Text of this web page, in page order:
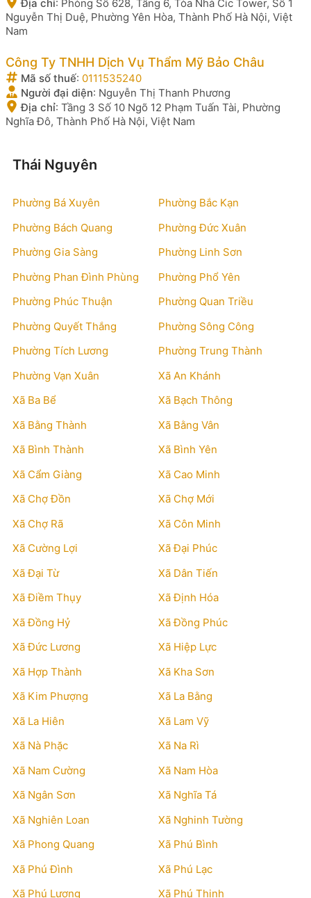
Địa chỉ: Phòng Số 628, Tầng 6, Tòa Nhà Cic Tower, Số 1
Nguyễn Thị Duệ, Phường Yên Hòa, Thành Phố Hà Nội, Việt
Nam
Công Ty TNHH Dịch Vụ Thẩm Mỹ Bảo Châu
Mã số thuế: 0111535240
Người đại diện: Nguyễn Thị Thanh Phương
Địa chỉ: Tầng 3 Số 10 Ngõ 12 Phạm Tuấn Tài, Phường
Nghĩa Đô, Thành Phố Hà Nội, Việt Nam
Thái Nguyên
Phường Bá Xuyên
Phường Bắc Kạn
Phường Bách Quang
Phường Đức Xuân
Phường Gia Sàng
Phường Linh Sơn
Phường Phan Đình Phùng
Phường Phổ Yên
Phường Phúc Thuận
Phường Quan Triều
Phường Quyết Thắng
Phường Sông Công
Phường Tích Lương
Phường Trung Thành
Phường Vạn Xuân
Xã An Khánh
Xã Ba Bể
Xã Bạch Thông
Xã Bằng Thành
Xã Bằng Vân
Xã Bình Thành
Xã Bình Yên
Xã Cẩm Giàng
Xã Cao Minh
Xã Chợ Đồn
Xã Chợ Mới
Xã Chợ Rã
Xã Côn Minh
Xã Cường Lợi
Xã Đại Phúc
Xã Đại Từ
Xã Dân Tiến
Xã Điềm Thụy
Xã Định Hóa
Xã Đồng Hỷ
Xã Đồng Phúc
Xã Đức Lương
Xã Hiệp Lực
Xã Hợp Thành
Xã Kha Sơn
Xã Kim Phượng
Xã La Bằng
Xã La Hiên
Xã Lam Vỹ
Xã Nà Phặc
Xã Na Rì
Xã Nam Cường
Xã Nam Hòa
Xã Ngân Sơn
Xã Nghĩa Tá
Xã Nghiên Loan
Xã Nghinh Tường
Xã Phong Quang
Xã Phú Bình
Xã Phú Đình
Xã Phú Lạc
Xã Phú Lương
Xã Phú Thịnh